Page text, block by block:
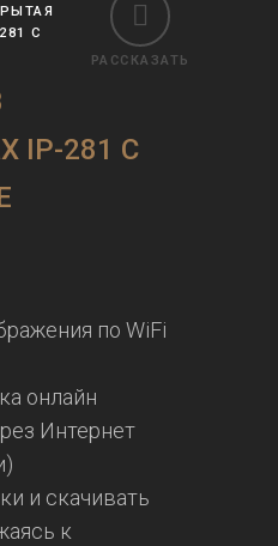
РАССКАЗАТЬ
С
IP-281 С
по WiFi
онлайн
Интернет
и скачивать
к